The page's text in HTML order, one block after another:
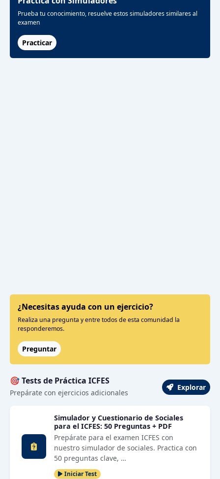
Prueba tu conocimiento, resuelve estos simuladores similares al
examen
Practicar
¿Necesitas ayuda con un ejercicio?
Realiza una pregunta y entre todos de esta comunidad la
responderemos.
Preguntar
🎯 Tests de Práctica ICFES
Prepárate con ejercicios adicionales
Explorar
Simulador y Cuestionario de Sociales
para el ICFES: 50 Preguntas + PDF
Prepárate para el examen ICFES con
nuestro simulador de sociales. Practica con
50 preguntas clave, …
Iniciar Test